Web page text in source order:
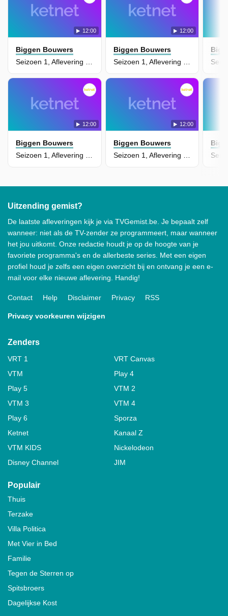
12:00
Biggen Bouwers
Seizoen 1, Aflevering 10 - Nacht Van De Vallende Sterren
12:00
Biggen Bouwers
Seizoen 1, Aflevering 9 - Berendruifbesdag
12:00
Biggen Bouwers
12:00
Biggen Bouwers
Uitzending gemist?
De laatste afleveringen kijk je via TVGemist.be. Je bepaalt zelf
wanneer: niet als de TV-zender ze programmeert, maar wanneer
het jou uitkomt. Onze redactie houdt je op de hoogte van je
favoriete programma's en de allerbeste series. Met een eigen
profiel houd je zelfs een eigen overzicht bij en ontvang je een e-
mail voor elke nieuwe aflevering. Handig!
Contact Help Disclaimer Privacy RSS
Privacy voorkeuren wijzigen
Zenders
VRT 1
VRT Canvas
VTM
Play 4
Play 5
VTM 2
VTM 3
VTM 4
Play 6
Sporza
Ketnet
Kanaal Z
VTM KIDS
Nickelodeon
Disney Channel
JIM
Populair
Thuis
Terzake
Villa Politica
Met Vier in Bed
Familie
Tegen de Sterren op
Spitsbroers
Dagelijkse Kost